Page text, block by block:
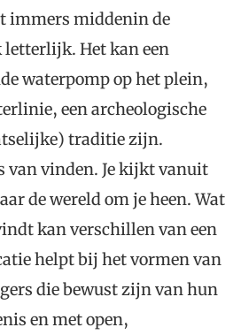
immers middenin de
letterlijk. Het kan een
waterpomp op het plein,
een archeologische
traditie zijn.
van vinden. Je kijkt vanuit
de wereld om je heen. Wat
kan verschillen van een
helpt bij het vormen van
die bewust zijn van hun
en met open,